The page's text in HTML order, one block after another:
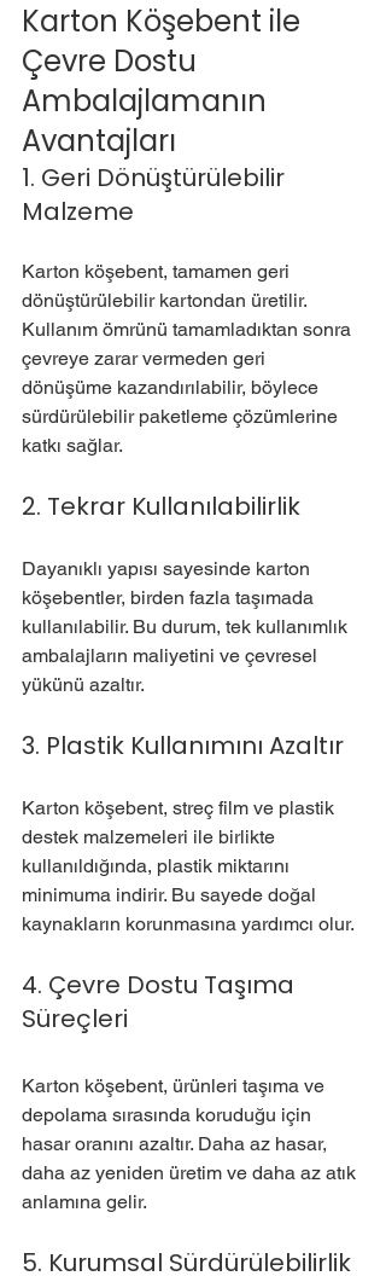
Karton Köşebent ile
Çevre Dostu
Ambalajlamanın
Avantajları
1. Geri Dönüştürülebilir
Malzeme
Karton köşebent, tamamen geri
dönüştürülebilir kartondan üretilir.
Kullanım ömrünü tamamladıktan sonra
çevreye zarar vermeden geri
dönüşüme kazandırılabilir, böylece
sürdürülebilir paketleme çözümlerine
katkı sağlar.
2. Tekrar Kullanılabilirlik
Dayanıklı yapısı sayesinde karton
köşebentler, birden fazla taşımada
kullanılabilir. Bu durum, tek kullanımlık
ambalajların maliyetini ve çevresel
yükünü azaltır.
3. Plastik Kullanımını Azaltır
Karton köşebent, streç film ve plastik
destek malzemeleri ile birlikte
kullanıldığında, plastik miktarını
minimuma indirir. Bu sayede doğal
kaynakların korunmasına yardımcı olur.
4. Çevre Dostu Taşıma
Süreçleri
Karton köşebent, ürünleri taşıma ve
depolama sırasında koruduğu için
hasar oranını azaltır. Daha az hasar,
daha az yeniden üretim ve daha az atık
anlamına gelir.
5. Kurumsal Sürdürülebilirlik